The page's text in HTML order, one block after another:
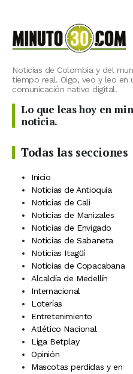
Noticias de Colombia y del
tiempo real. Oigo, veo y leo en
comunicación nativo digital.
Lo que leas hoy en
noticia.
Todas las secciones
Inicio
Noticias de Antioquia
Noticias de Cali
Noticias de Manizales
Noticias de Envigado
Noticias de Sabaneta
Noticias Itagüí
Noticias de Copacabana
Alcaldía de Medellín
Internacional
Loterías
Entretenimiento
Atlético Nacional
Liga Betplay
Opinión
Mascotas perdidas y en